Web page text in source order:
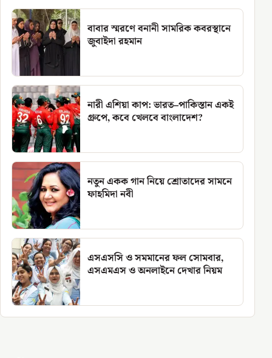
বাবার স্মরণে বনানী সামরিক কবরস্থানে
জুবাইদা রহমান
নারী এশিয়া কাপ: ভারত–পাকিস্তান একই
গ্রুপে, কবে খেলবে বাংলাদেশ?
নতুন একক গান নিয়ে শ্রোতাদের সামনে
ফাহমিদা নবী
এসএসসি ও সমমানের ফল সোমবার,
এসএমএস ও অনলাইনে দেখার নিয়ম